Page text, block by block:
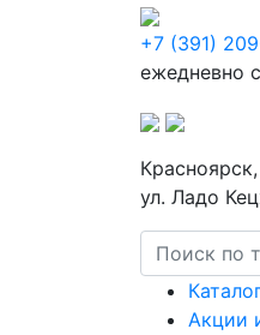
+7 (391)
ежедневно
Красноярск,
ул. Ладо
Акции